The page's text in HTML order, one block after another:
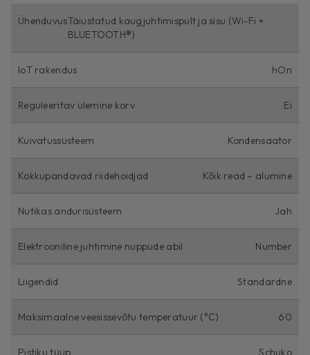
ÜhenduvusTäiustatud kaugjuhtimispult ja sisu (Wi-Fi +
BLUETOOTH®)
IoT rakendus hOn
Reguleeritav ülemine korv Ei
Kuivatussüsteem Kondensaator
Kokkupandavad riidehoidjad Kõik read – alumine
Nutikas andurisüsteem Jah
Elektrooniline juhtimine nuppude abil Number
Liigendid Standardne
Maksimaalne veesissevõtu temperatuur (°C) 60
Pistiku tüüp Schuko